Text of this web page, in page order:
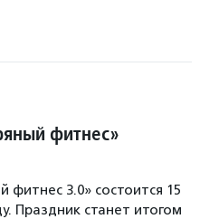
фитнес»
фитнес 3.0» состоится 15
Праздник станет итогом